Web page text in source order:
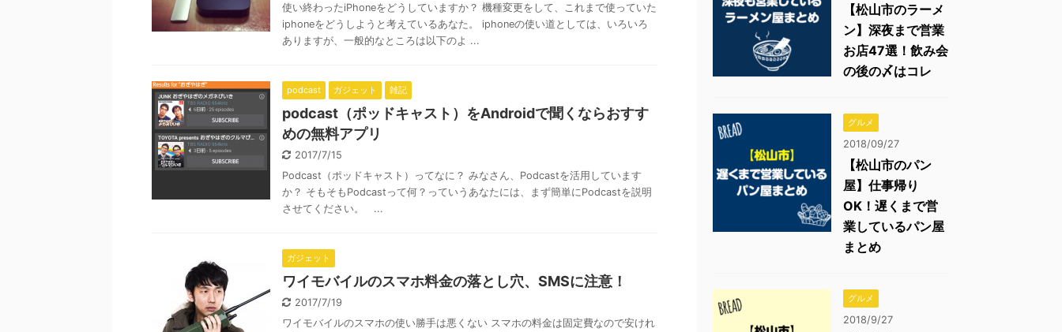
使い終わったiPhoneをどうしていますか？ 機種変更をして、これまで使っていた
iphoneをどうしようと考えているあなた。 iphoneの使い道としては、いろいろ
ありますが、一般的なところは以下のよ ...
podcast ガジェット 雑記
podcast（ポッドキャスト）をAndroidで聞くならおすす
めの無料アプリ
2017/7/15
Podcast（ポッドキャスト）ってなに？ みなさん、Podcastを活用しています
か？ そもそもPodcastって何？っていうあなたには、まず簡単にPodcastを説明
させてください。 ...
ガジェット
ワイモバイルのスマホ料金の落とし穴、SMSに注意！
2017/7/19
ワイモバイルのスマホの使い勝手は悪くない スマホの料金は固定費なので安けれ
【松山市のラーメ
ン】深夜まで営業
お店47選！飲み会
の後の〆はコレ
グルメ
2018/09/27
【松山市のパン
屋】仕事帰り
OK！遅くまで営
業しているパン屋
まとめ
グルメ
2018/9/27